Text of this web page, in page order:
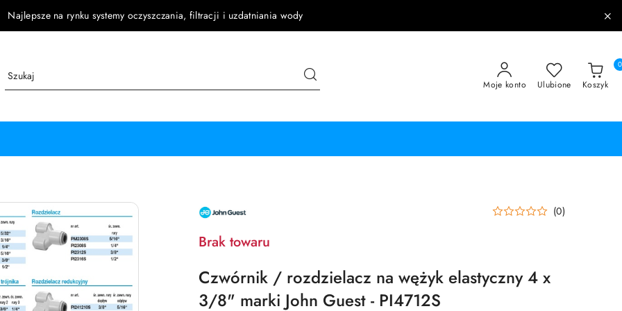
Najlepsze na rynku systemy oczyszczania, filtracji i uzdatniania wody
Moje konto Ulubione Koszyk
0
NAZWA
PRODUCENTA:
GUEST
(0)
Brak towaru
Czwórnik / rozdzielacz na wężyk elastyczny 4 x
3/8" marki John Guest - PI4712S